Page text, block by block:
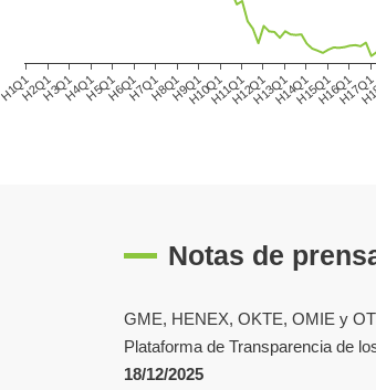
H1Q1H2Q1H3Q1H4Q1H5Q1H6Q1H7Q1H8Q1H9Q1H10Q1H11Q1H12Q1H13Q1H14Q1H15Q1H16Q1H17Q1
Notas de
GME, HENEX, OKTE, OMIE y
Plataforma de Transparencia de
18/12/2025